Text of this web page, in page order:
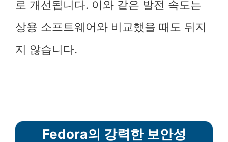
로 개선됩니다. 이와 같은 발전 속도는
상용 소프트웨어와 비교했을 때도 뒤지
지 않습니다.
Fedora의 강력한 보안성